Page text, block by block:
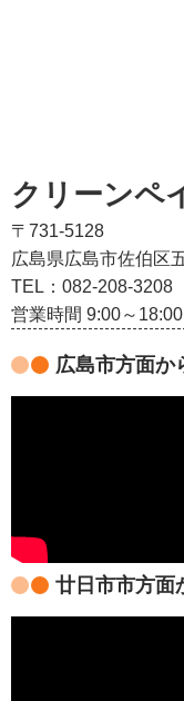
クリーンペ
〒731-5128
広島県広島市佐伯区
TEL：082‐208‐3208
営業時間 9:00～18:00
広島市方面か
廿日市市方面